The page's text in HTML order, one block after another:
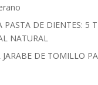
PASTA DE DIENTES: 5
NATURAL
JARABE DE TOMILLO